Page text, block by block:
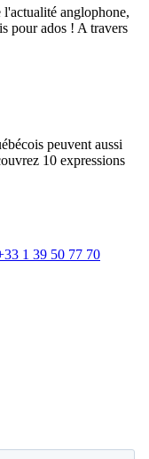
anglophone,
pour ados ! A travers
peuvent aussi
10 expressions
1 39 50 77 70